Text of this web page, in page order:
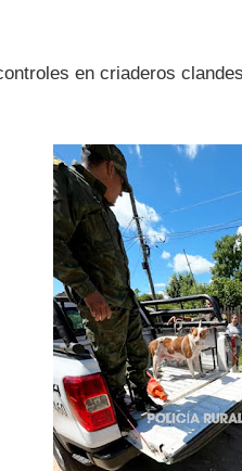
en criaderos